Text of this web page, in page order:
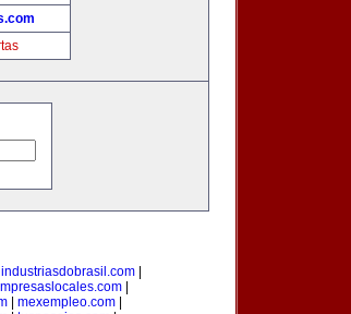
industriasdobrasil.com
|
mexempleo.com